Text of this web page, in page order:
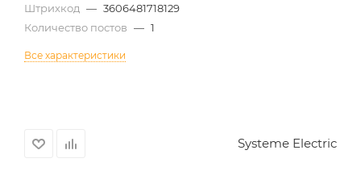
Штрихкод — 3606481718129
Количество постов — 1
Все характеристики
Systeme Electric